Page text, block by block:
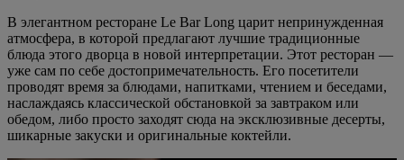
В элегантном ресторане Le Bar Long царит непринужденная
атмосфера, в которой предлагают лучшие традиционные
блюда этого дворца в новой интерпретации. Этот ресторан —
уже сам по себе достопримечательность. Его посетители
проводят время за блюдами, напитками, чтением и беседами,
наслаждаясь классической обстановкой за завтраком или
обедом, либо просто заходят сюда на эксклюзивные десерты,
шикарные закуски и оригинальные коктейли.